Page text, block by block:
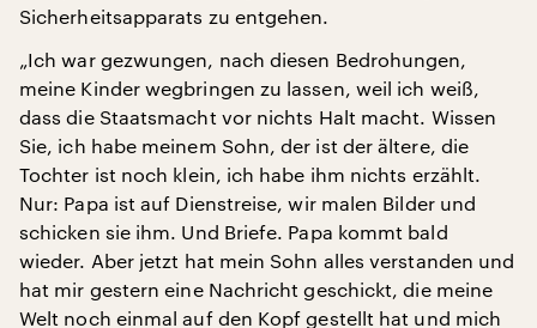
Sicherheitsapparats zu entgehen.
„Ich war gezwungen, nach diesen Bedrohungen,
meine Kinder wegbringen zu lassen, weil ich weiß,
dass die Staatsmacht vor nichts Halt macht. Wissen
Sie, ich habe meinem Sohn, der ist der ältere, die
Tochter ist noch klein, ich habe ihm nichts erzählt.
Nur: Papa ist auf Dienstreise, wir malen Bilder und
schicken sie ihm. Und Briefe. Papa kommt bald
wieder. Aber jetzt hat mein Sohn alles verstanden und
hat mir gestern eine Nachricht geschickt, die meine
Welt noch einmal auf den Kopf gestellt hat und mich